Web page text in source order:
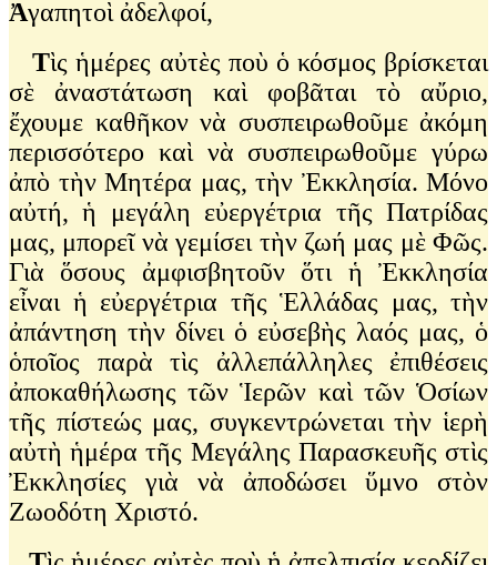
Ἀγαπητοὶ ἀδελφοί,
Τὶς ἡμέρες αὐτὲς ποὺ ὁ κόσμος βρίσκεται
σὲ ἀναστάτωση καὶ φοβᾶται τὸ αὔριο,
ἔχουμε καθῆκον νὰ συσπειρωθοῦμε ἀκόμη
περισσότερο καὶ νὰ συσπειρωθοῦμε γύρω
ἀπὸ τὴν Μητέρα μας, τὴν Ἐκκλησία. Μόνο
αὐτή, ἡ μεγάλη εὐεργέτρια τῆς Πατρίδας
μας, μπορεῖ νὰ γεμίσει τὴν ζωή μας μὲ Φῶς.
Γιὰ ὅσους ἀμφισβητοῦν ὅτι ἡ Ἐκκλησία
εἶναι ἡ εὐεργέτρια τῆς Ἑλλάδας μας, τὴν
ἀπάντηση τὴν δίνει ὁ εὐσεβὴς λαός μας, ὁ
ὁποῖος παρὰ τὶς ἀλλεπάλληλες ἐπιθέσεις
ἀποκαθήλωσης τῶν Ἱερῶν καὶ τῶν Ὁσίων
τῆς πίστεώς μας, συγκεντρώνεται τὴν ἱερὴ
αὐτὴ ἡμέρα τῆς Μεγάλης Παρασκευῆς στὶς
Ἐκκλησίες γιὰ νὰ ἀποδώσει ὕμνο στὸν
Ζωοδότη Χριστό.